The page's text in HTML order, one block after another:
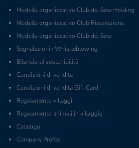
Modello organizzativo Club del Sole Holding
Modello organizzativo Club Ristorazione
Modello organizzativo Club del Sole
Segnalazioni / Whistleblowing
Bilancio di sostenibilità
Condizioni di vendita
Condizioni di vendita Gift Card
Regolamento villaggi
Regolamento animali in villaggio
Catalogo
Company Profile